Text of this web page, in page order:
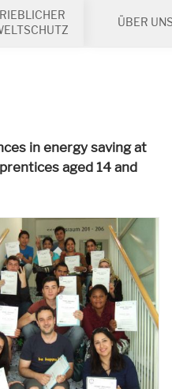
ÜBER
in energy saving at
aged 14 and